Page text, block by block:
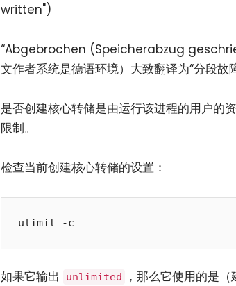
written")
“Abgebrochen (Speicherabzug
文作者系统是德语环境）大致翻译为“分段故
是否创建核心转储是由运行该进程的用户的
限制。
检查当前创建核心转储的设置：
如果它输出 unlimited ，那么它使用的是